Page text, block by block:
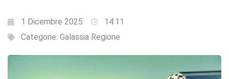
1 Dicembre 2025
14:11
Categorie: Galassia Regione